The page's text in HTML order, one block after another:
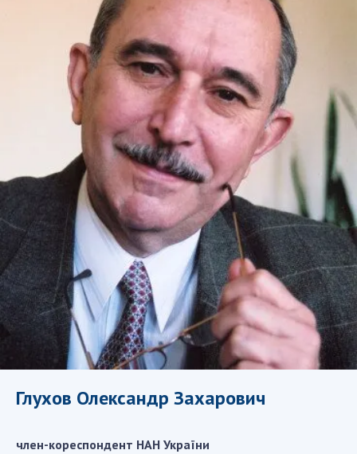
СТРУКТУРА
Президія НАН України
Апарат Президії
Секція фізико-технічних і математичних
Секція хімічних і біологічних наук
Секція суспільних і гуманітарних наук
Установи при Президії
Ради, комітети та комісії
Наукові центри МОН та НАН України
Громадські організації
ДІЯЛЬНІСТЬ
Сесії Загальних зборів НАН України
Глухов Олександр Захарович
член-кореспондент НАН України